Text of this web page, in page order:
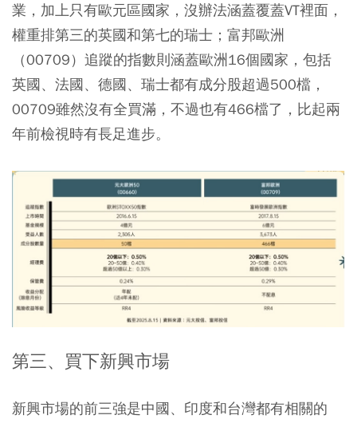
業，加上只有歐元區國家，沒辦法涵蓋覆蓋VT裡面，
權重排第三的英國和第七的瑞士；富邦歐洲
（00709）追蹤的指數則涵蓋歐洲16個國家，包括
英國、法國、德國、瑞士都有成分股超過500檔，
00709雖然沒有全買滿，不過也有466檔了，比起兩
年前檢視時有長足進步。
第三、買下新興市場
新興市場的前三強是中國、印度和台灣都有相關的